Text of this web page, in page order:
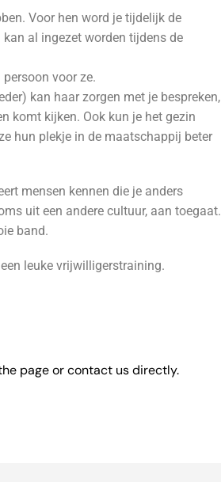
Voor hen word je tijdelijk de
al ingezet worden tijdens de
voor ze.
kan haar zorgen met je bespreken,
komt kijken. Ook kun je het gezin
hun plekje in de maatschappij beter
mensen kennen die je anders
uit een andere cultuur, aan toegaat.
band.
leuke vrijwilligerstraining.
page or contact us directly.